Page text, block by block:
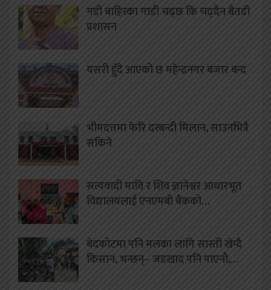
गडी बाहिरका गाडी चढ्छ कि चढ्दैन बैतडी
प्रशासन
यसरी हुँदै आएको छ महेन्द्रनगर बजार बन्द
भीमदत्तमा फेरि दरबन्दी मिलान, साउनभित्रै
सकिने
सत्यवादी मावि र शिव ज्ञानेश्वर आधारभूत
विद्यालयलाई एनएमबी बैंकको…
बेदकोटमा पनि मलका लागि सास्ती खेप्दै
किसान, भन्छन्– जडखाद पनि पाएनौ,…